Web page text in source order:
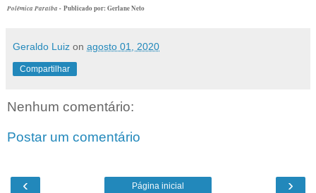
Polêmica Paraíba - Publicado por: Gerlane Neto
Geraldo Luiz on agosto 01, 2020
Compartilhar
Nenhum comentário:
Postar um comentário
‹ ›
Página inicial